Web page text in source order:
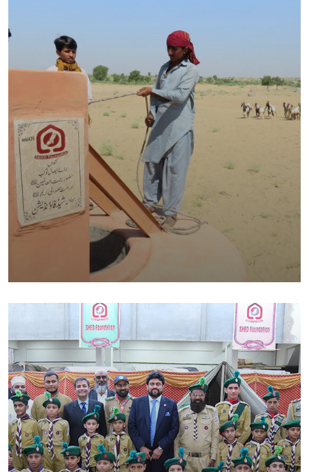
WELL-DIGGING AT THAR‎ ‎ ‎ ‎ ‎ ‎ ‎ ‎ ‎ ‎ ‎ ‎ ‎ ‎ ‎ ‎ ‎ ‎ ‎ ‎ ‎ ‎ ‎ ‎ ‎ ‎ ‎ ‎ ‎ ‎ ‎ ‎ ‎ ‎ ‎ ‎ ‎ ‎ ‎ ‎ ‎
Foundation